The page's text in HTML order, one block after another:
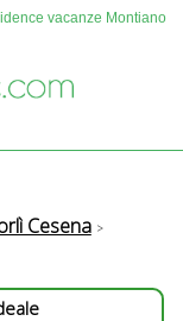
vacanze Montiano
Cesena